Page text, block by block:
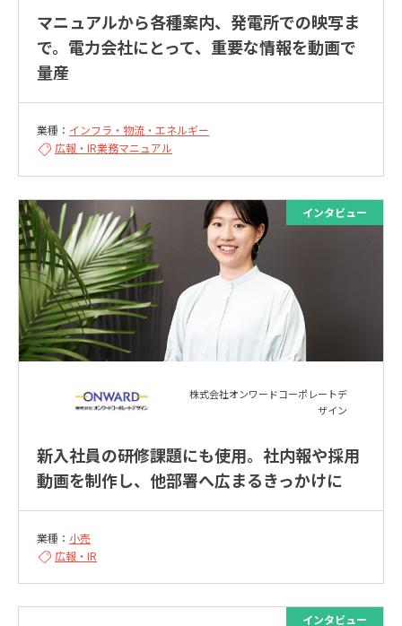
マニュアルから各種案内、発電所での映写ま
で。電力会社にとって、重要な情報を動画で
量産
業種： インフラ・物流・エネルギー
広報・IR業務マニュアル
株式会社オンワードコーポレートデ
ザイン
新入社員の研修課題にも使用。社内報や採用
動画を制作し、他部署へ広まるきっかけに
業種： 小売
広報・IR